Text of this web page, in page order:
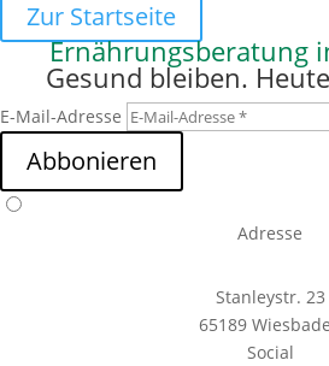
Zur Startseite
Ernährungsberatung
Gesund bleiben.
E-Mail-Adresse
Abbonieren
Adresse
Stanleystr. 23
65189
Social